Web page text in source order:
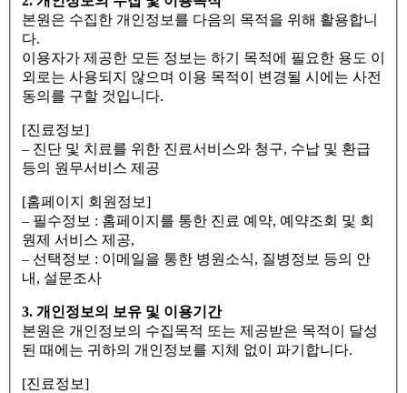
본원은 수집한 개인정보를 다음의 목적을 위해 활용합니
다.
이용자가 제공한 모든 정보는 하기 목적에 필요한 용도 이
외로는 사용되지 않으며 이용 목적이 변경될 시에는 사전
동의를 구할 것입니다.
[진료정보]
– 진단 및 치료를 위한 진료서비스와 청구, 수납 및 환급
등의 원무서비스 제공
[홈페이지 회원정보]
– 필수정보 : 홈페이지를 통한 진료 예약, 예약조회 및 회
원제 서비스 제공,
– 선택정보 : 이메일을 통한 병원소식, 질병정보 등의 안
내, 설문조사
3. 개인정보의 보유 및 이용기간
본원은 개인정보의 수집목적 또는 제공받은 목적이 달성
된 때에는 귀하의 개인정보를 지체 없이 파기합니다.
[진료정보]